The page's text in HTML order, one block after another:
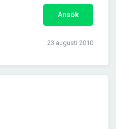
Ansök
23 augusti 2010